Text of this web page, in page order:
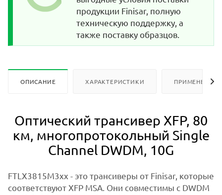
продукции Finisar, полную
техническую поддержку, а
также поставку образцов.
ОПИСАНИЕ ХАРАКТЕРИСТИКИ ПРИМЕНЕНИЕ
Оптический трансивер XFP, 80
км, многопротокольный Single
Channel DWDM, 10G
FTLX3815M3xx - это трансиверы от Finisar, которые
соответствуют XFP MSA. Они совместимы с DWDM